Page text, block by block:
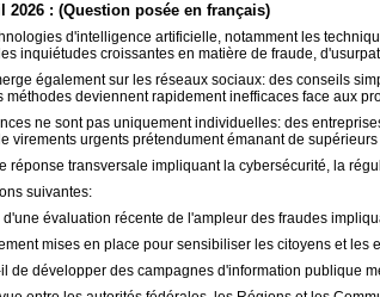
2026 : (Question posée en français)
d'intelligence artificielle, notamment les
inquiétudes croissantes en matière de fraude,
également sur les réseaux sociaux: des conseils
méthodes deviennent rapidement inefficaces face aux
ne sont pas uniquement individuelles: des
virements urgents prétendument émanant de
réponse transversale impliquant la cybersécurité, la
suivantes:
évaluation récente de l'ampleur des fraudes
mises en place pour sensibiliser les citoyens et
de développer des campagnes d'information publique